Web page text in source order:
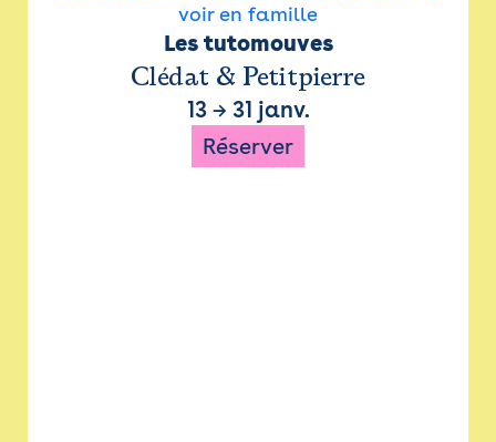
voir en famille
Les tutomouves
Clédat & Petitpierre
13→ 31 janv.
Réserver